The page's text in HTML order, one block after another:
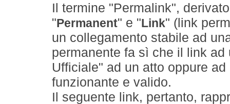
Il termine "Permalink",
" Permanent" e " Link" (link
un collegamento stabile ad
permanente fa sì che il link
Ufficiale" ad un atto oppure
funzionante e valido.
Il seguente link, pertanto,